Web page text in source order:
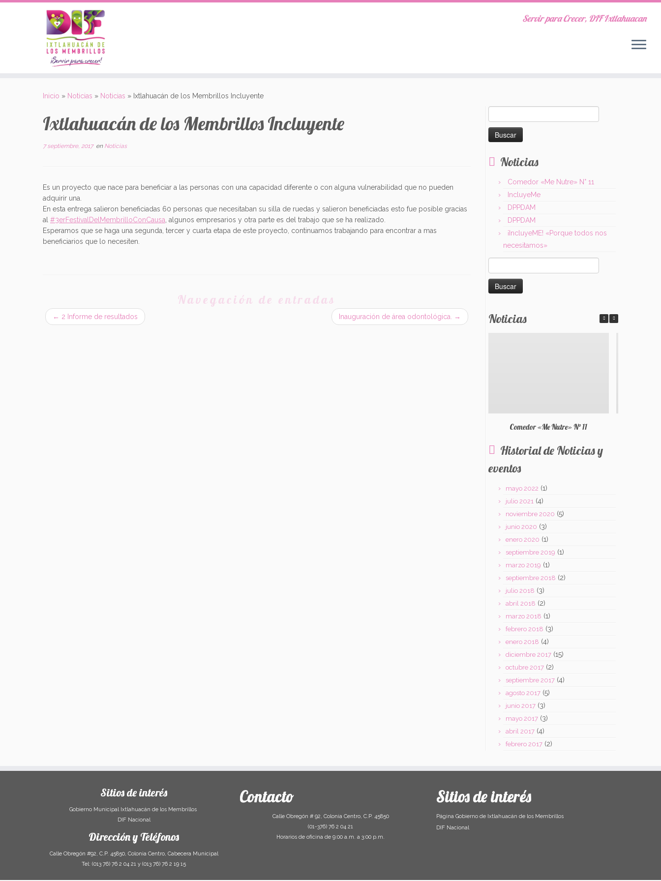
Servir para Crecer, DIF Ixtlahuacan
Inicio » Noticias » Noticias » Ixtlahuacán de los Membrillos Incluyente
Ixtlahuacán de los Membrillos Incluyente
7 septiembre, 2017en Noticias
Es un proyecto que nace para beneficiar a las personas con una capacidad diferente o con alguna vulnerabilidad que no pueden
adquirir una.
En esta entrega salieron beneficiadas 60 personas que necesitaban su silla de ruedas y salieron beneficiadas esto fue posible gracias
al #3erFestivalDelMembrilloConCausa , algunos empresarios y otra parte es del trabajo que se ha realizado.
Esperamos que se haga una segunda, tercer y cuarta etapa de este proyecto, continuamos trabajando para encontrar a mas
beneficiarios que lo necesiten.
Navegación de entradas
← 2 Informe de resultados Inauguración de área odontológica. →
Noticias
Comedor «Me Nutre» N° 11
IncluyeMe
DPPDAM
DPPDAM
¡IncluyeME! «Porque todos nos
necesitamos»
Noticias
Comedor «Me Nutre» N° 11
Historial de Noticias y
eventos
mayo 2022 (1)
julio 2021 (4)
noviembre 2020 (5)
junio 2020 (3)
enero 2020 (1)
septiembre 2019 (1)
marzo 2019 (1)
septiembre 2018 (2)
julio 2018 (3)
abril 2018 (2)
marzo 2018 (1)
febrero 2018 (3)
enero 2018 (4)
diciembre 2017 (15)
octubre 2017 (2)
septiembre 2017 (4)
agosto 2017 (5)
junio 2017 (3)
mayo 2017 (3)
abril 2017 (4)
febrero 2017 (2)
Sitios de interés
Gobierno Municipal Ixtlahuacán de los Membrillos
DIF Nacional
Dirección y Teléfonos
Calle Obregón #92, C.P. 45850, Colonia Centro, Cabecera Municipal
Tel: (013 76) 76 2 04 21 y (013 76) 76 2 19 15
Contacto
Calle Obregón # 92, Colonia Centro, C.P. 45850
(01-376) 76 2 04 21
Horarios de oficina de 9:00 a.m. a 3:00 p.m.
Sitios de interés
Página Gobierno de Ixtlahuacán de los Membrillos
DIF Nacional